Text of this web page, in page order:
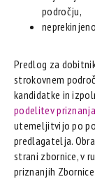
področju,
Predlog za
strokovnem
kandidatke in
podelitev
utemeljitvijo po
predlagatelja.
strani zbornice, v
priznanjih